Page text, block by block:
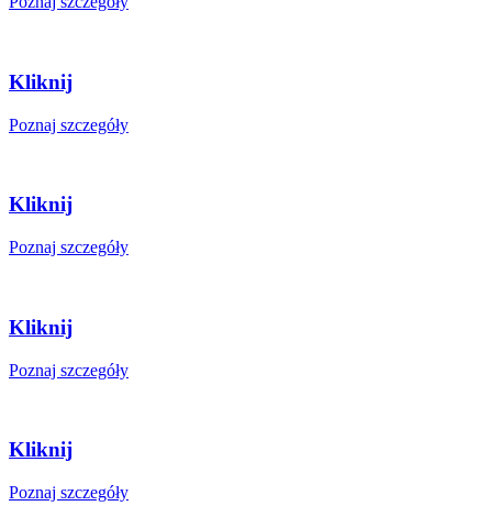
Kliknij
Poznaj szczegóły
Kliknij
Poznaj szczegóły
Kliknij
Poznaj szczegóły
Kliknij
Poznaj szczegóły